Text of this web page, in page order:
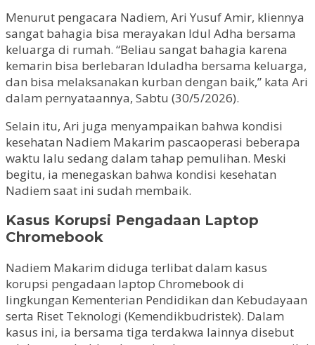
Menurut pengacara Nadiem, Ari Yusuf Amir, kliennya
sangat bahagia bisa merayakan Idul Adha bersama
keluarga di rumah. “Beliau sangat bahagia karena
kemarin bisa berlebaran Iduladha bersama keluarga,
dan bisa melaksanakan kurban dengan baik,” kata Ari
dalam pernyataannya, Sabtu (30/5/2026).
Selain itu, Ari juga menyampaikan bahwa kondisi
kesehatan Nadiem Makarim pascaoperasi beberapa
waktu lalu sedang dalam tahap pemulihan. Meski
begitu, ia menegaskan bahwa kondisi kesehatan
Nadiem saat ini sudah membaik.
Kasus Korupsi Pengadaan Laptop
Chromebook
Nadiem Makarim diduga terlibat dalam kasus
korupsi pengadaan laptop Chromebook di
lingkungan Kementerian Pendidikan dan Kebudayaan
serta Riset Teknologi (Kemendikbudristek). Dalam
kasus ini, ia bersama tiga terdakwa lainnya disebut